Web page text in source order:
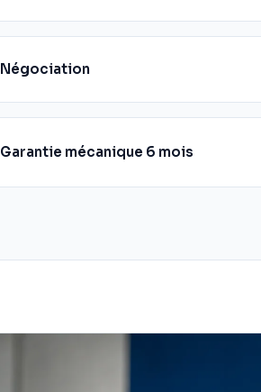
Négociation
Garantie mécanique 6 mois